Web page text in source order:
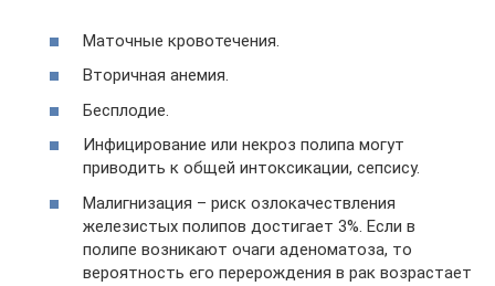
Маточные кровотечения.
Вторичная анемия.
Бесплодие.
Инфицирование или некроз полипа могут
приводить к общей интоксикации, сепсису.
Малигнизация – риск озлокачествления
железистых полипов достигает 3%. Если в
полипе возникают очаги аденоматоза, то
вероятность его перерождения в рак возрастает